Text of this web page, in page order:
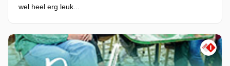
wel heel erg leuk...